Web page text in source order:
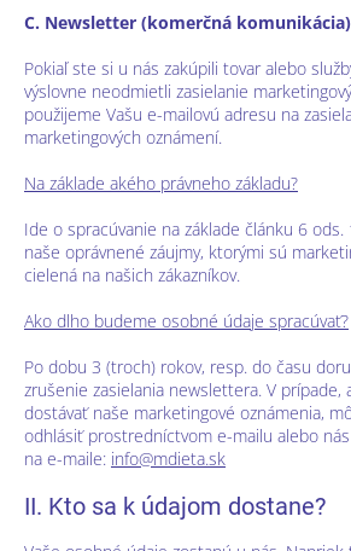
C. Newsletter (komerčná komunikácia)
Pokiaľ ste si u nás zakúpili tovar alebo
výslovne neodmietli zasielanie
použijeme Vašu e-mailovú adresu na
marketingových oznámení.
Na základe akého právneho základu?
Ide o spracúvanie na základe článku 6 ods.
naše oprávnené záujmy, ktorými sú
cielená na našich zákazníkov.
Ako dlho budeme osobné údaje spracúvať?
Po dobu 3 (troch) rokov, resp. do času
zrušenie zasielania newslettera. V prípade,
dostávať naše marketingové oznámenia,
odhlásiť prostredníctvom e-mailu alebo
na e-maile: info@mdieta.sk
II. Kto sa k údajom dostane?